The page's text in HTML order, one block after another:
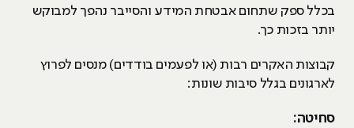
בכלל ספק שתחום אבטחת המידע והסייבר נהפך למבוקש
יותר בזכות כך.
קבוצות האקרים רבות (או לפעמים בודדים) מנסים לפרוץ
לארגונים בגלל סיבות שונות:
סחיטה: